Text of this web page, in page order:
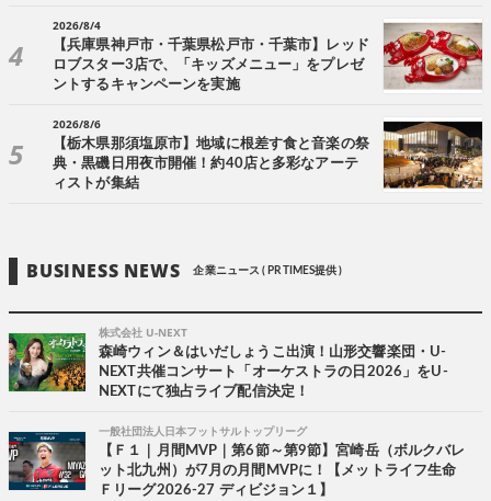
2026/8/4
【兵庫県神戸市・千葉県松戸市・千葉市】レッド
ロブスター3店で、「キッズメニュー」をプレゼ
ントするキャンペーンを実施
2026/8/6
【栃木県那須塩原市】地域に根差す食と音楽の祭
典・黒磯日用夜市開催！約40店と多彩なアーテ
ィストが集結
BUSINESS NEWS 企業ニュース ( PR TIMES提供 )
株式会社 U-NEXT
森崎ウィン＆はいだしょうこ出演！山形交響楽団・U-
NEXT共催コンサート「オーケストラの日2026」をU-
NEXTにて独占ライブ配信決定！
一般社団法人日本フットサルトップリーグ
【Ｆ１｜月間MVP｜第6節～第9節】宮崎岳（ボルクバレ
ット北九州）が7月の月間MVPに！【メットライフ生命
Ｆリーグ2026-27 ディビジョン１】